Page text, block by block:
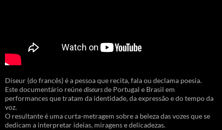
Diseur (do francês) é a pessoa que recita, fala ou declama poesia.
Este documentário reúnediseursde Portugal e Brasil em
performances que tratam da identidade, da expressão e do tempo da
voz.
O resultante é uma curta-metragem sobre a beleza das vozes que se
dedicam a interpretar ideias, miragens e delicadezas.